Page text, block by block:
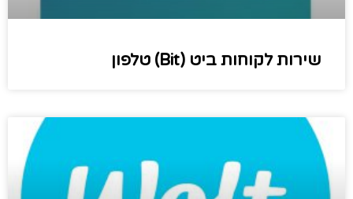
שירות לקוחות ביט (Bit) טלפון